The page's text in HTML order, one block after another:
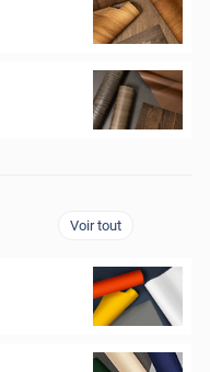
Voir tout